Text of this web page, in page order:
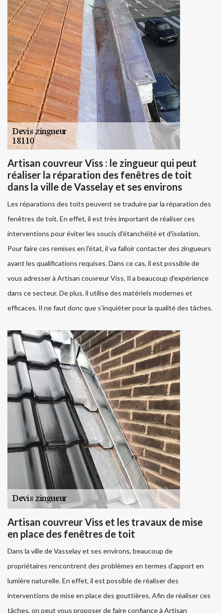
Artisan couvreur Viss : le zingueur qui peut
réaliser la réparation des fenêtres de toit
dans la ville de Vasselay et ses environs
Les réparations des toits peuvent se traduire par la réparation des
fenêtres de toit. En effet, il est très important de réaliser ces
interventions pour éviter les soucis d'étanchéité et d'isolation.
Pour faire ces remises en l'état, il va falloir contacter des zingueurs
ayant les qualifications requises. Dans ce cas, il est possible de
vous adresser à Artisan couvreur Viss. Il a beaucoup d'expérience
dans ce secteur. De plus, il utilise des matériels modernes et
efficaces. Il ne faut donc que s'inquiéter pour la qualité des tâches.
Artisan couvreur Viss et les travaux de mise
en place des fenêtres de toit
Dans la ville de Vasselay et ses environs, beaucoup de
propriétaires rencontrent des problèmes en termes d'apport en
lumière naturelle. En effet, il est possible de réaliser des
interventions de mise en place des gouttières. Afin de réaliser ces
tâches, on peut vous proposer de faire confiance à Artisan